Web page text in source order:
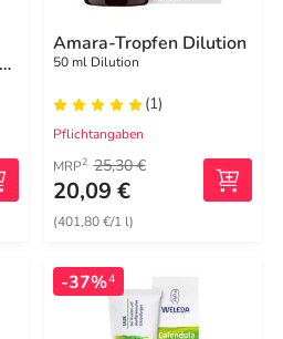
Amara-Tropfen Dilution
50 ml Dilution
(1)
Pflichtangaben
MRP2 25,30 €
20,09 €
(401,80 €/1 l)
-37%4